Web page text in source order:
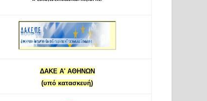
ΔΑΚΕ Α' ΑΘΗΝΩΝ
(υπό κατασκευή)